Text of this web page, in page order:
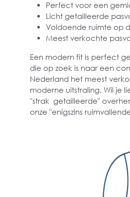
Perfect voor een
Licht getailleerde
Voldoende ruimte op
Meest verkochte
Een modern fit is perfect
die op zoek is naar een
Nederland het meest
moderne uitstraling. Wil je
"strak getailleerde"
onze "enigszins